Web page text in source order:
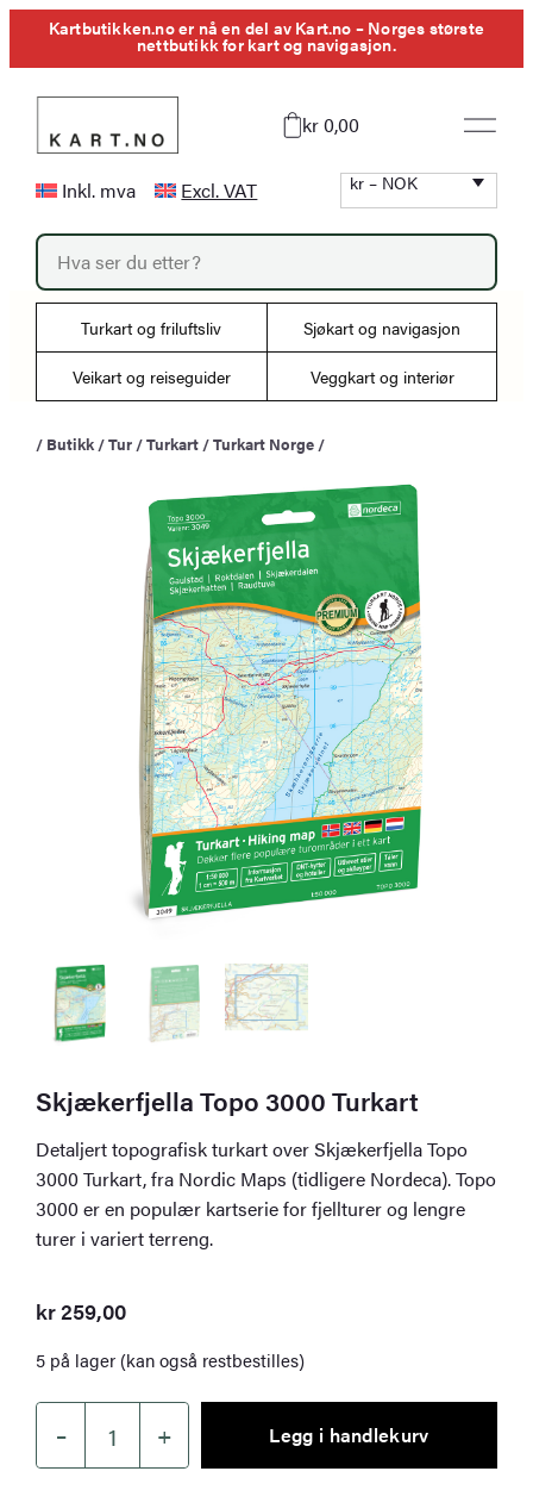
HoppKartbutikken.no er nå en del av Kart.no – Norges største
nettbutikk for kart og navigasjon.
kr 0,00
Inkl. mva Excl. VAT kr – NOK
P
o
d
t
r
Turkart og friluftsliv Sjøkart og navigasjon
Veikart og reiseguider Veggkart og interiør
/ Butikk /Tur /Turkart /Turkart Norge /
Skjækerfjella Topo 3000 Turkart
Detaljert topografisk turkart over Skjækerfjella Topo
3000 Turkart, fra Nordic Maps (tidligere Nordeca). Topo
3000 er en populær kartserie for fjellturer og lengre
turer i variert terreng.
kr259,00
5 på lager (kan også restbestilles)
–
Skjækerfjella
+ Legg i handlekurv